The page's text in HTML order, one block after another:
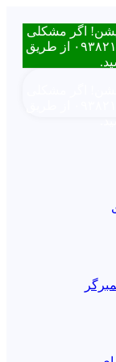
اگر مشکلی
در ثبت سفارش داشتین، میتونین با ۰۹۳۸۲۱۵۳۴۷۸ از طریق
اگر مشکلی